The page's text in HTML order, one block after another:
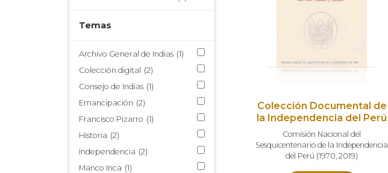
Temas
Archivo General de Indias (1)
Colección digital
(2)
Consejo de Indias (1)
Emancipación (2)
Francisco Pizarro (1)
Historia (2)
Independencia (2)
Manco Inca (1)
Colección Documental de
la Independencia del Perú
Comisión Nacional del
Sesquicentenario de la Independencia
del Perú (1970,2019)